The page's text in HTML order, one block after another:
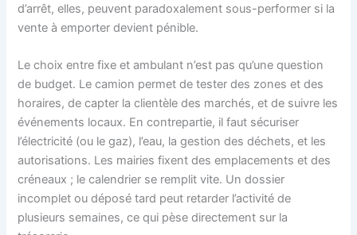
d’arrêt, elles, peuvent paradoxalement sous-performer si la
vente à emporter devient pénible.
Le choix entre fixe et ambulant n’est pas qu’une question
de budget. Le camion permet de tester des zones et des
horaires, de capter la clientèle des marchés, et de suivre les
événements locaux. En contrepartie, il faut sécuriser
l’électricité (ou le gaz), l’eau, la gestion des déchets, et les
autorisations. Les mairies fixent des emplacements et des
créneaux ; le calendrier se remplit vite. Un dossier
incomplet ou déposé tard peut retarder l’activité de
plusieurs semaines, ce qui pèse directement sur la